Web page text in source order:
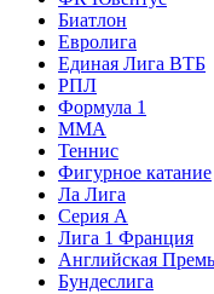
Биатлон
Евролига
Единая Лига ВТБ
РПЛ
Формула 1
MMA
Теннис
Фигурное катание
Ла Лига
Серия А
Лига 1 Франция
Английская
Бундеслига